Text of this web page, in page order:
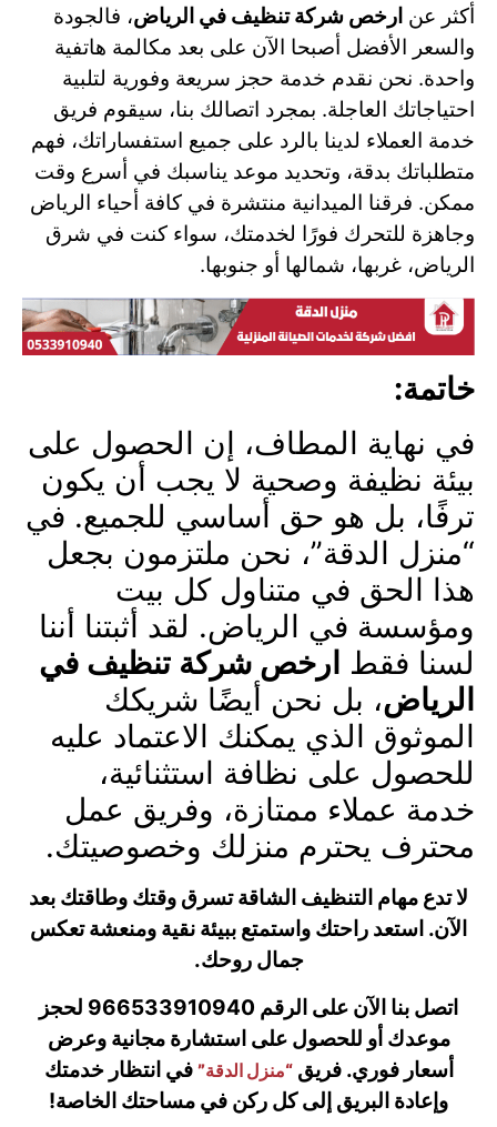
أكثر عن ارخص شركة تنظيف في الرياض، فالجودة
والسعر الأفضل أصبحا الآن على بعد مكالمة هاتفية
واحدة. نحن نقدم خدمة حجز سريعة وفورية لتلبية
احتياجاتك العاجلة. بمجرد اتصالك بنا، سيقوم فريق
خدمة العملاء لدينا بالرد على جميع استفساراتك، فهم
متطلباتك بدقة، وتحديد موعد يناسبك في أسرع وقت
ممكن. فرقنا الميدانية منتشرة في كافة أحياء الرياض
وجاهزة للتحرك فورًا لخدمتك، سواء كنت في شرق
الرياض، غربها، شمالها أو جنوبها.
خاتمة:
في نهاية المطاف، إن الحصول على
بيئة نظيفة وصحية لا يجب أن يكون
ترفًا، بل هو حق أساسي للجميع. في
“منزل الدقة”، نحن ملتزمون بجعل
هذا الحق في متناول كل بيت
ومؤسسة في الرياض. لقد أثبتنا أننا
لسنا فقط ارخص شركة تنظيف في
الرياض، بل نحن أيضًا شريكك
الموثوق الذي يمكنك الاعتماد عليه
للحصول على نظافة استثنائية،
خدمة عملاء ممتازة، وفريق عمل
محترف يحترم منزلك وخصوصيتك.
لا تدع مهام التنظيف الشاقة تسرق وقتك وطاقتك بعد
الآن. استعد راحتك واستمتع ببيئة نقية ومنعشة تعكس
جمال روحك.
اتصل بنا الآن على الرقم 966533910940 لحجز
موعدك أو للحصول على استشارة مجانية وعرض
أسعار فوري. فريق“منزل الدقة” في انتظار خدمتك
وإعادة البريق إلى كل ركن في مساحتك الخاصة!